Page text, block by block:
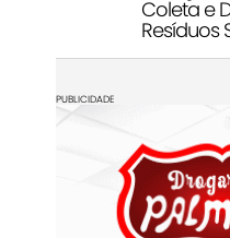
Coleta e
Resíduos
PUBLICIDADE